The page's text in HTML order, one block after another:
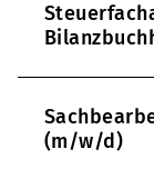
(m/w/d)